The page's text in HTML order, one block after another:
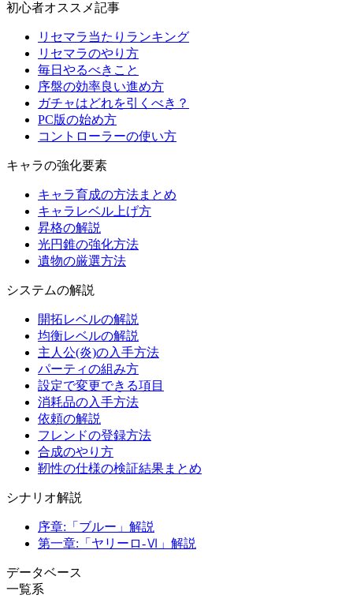
初心者オススメ記事
リセマラ当たりランキング
リセマラのやり方
毎日やるべきこと
序盤の効率良い進め方
ガチャはどれを引くべき？
PC版の始め方
コントローラーの使い方
キャラの強化要素
キャラ育成の方法まとめ
キャラレベル上げ方
昇格の解説
光円錐の強化方法
遺物の厳選方法
システムの解説
開拓レベルの解説
均衡レベルの解説
主人公(炎)の入手方法
パーティの組み方
設定で変更できる項目
消耗品の入手方法
依頼の解説
フレンドの登録方法
合成のやり方
靭性の仕様の検証結果まとめ
シナリオ解説
序章:「ブルー」解説
第一章:「ヤリーロ-Ⅵ」解説
データベース
一覧系